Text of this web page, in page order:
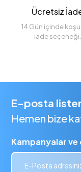
Ücretsiz
14 Gün içinde
iade seçeneği.
E-posta
Hemen bize
Kampanyalar ve